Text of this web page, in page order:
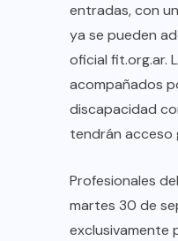
entradas, con
ya se pueden
oficial fit.org.ar.
acompañados
discapacidad
tendrán acceso
Profesionales
martes 30 de
exclusivamente